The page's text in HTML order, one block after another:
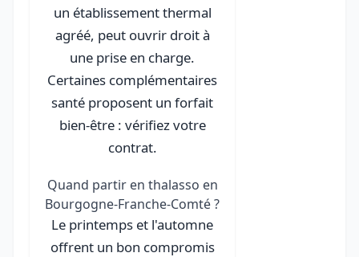
un établissement thermal
agréé, peut ouvrir droit à
une prise en charge.
Certaines complémentaires
santé proposent un forfait
bien-être : vérifiez votre
contrat.
Quand partir en thalasso en
Bourgogne-Franche-Comté ?
Le printemps et l'automne
offrent un bon compromis